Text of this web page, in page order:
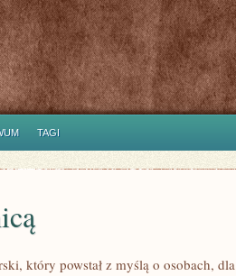
TAGI
który powstał z myślą o osobach, dla